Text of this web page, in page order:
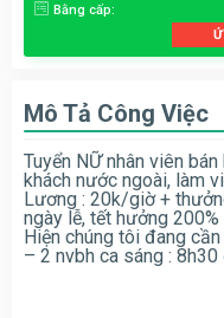
Bằng cấp:
Mô Tả Công Việc
Tuyển NỮ nhân viên
khách nước ngoài, làm
Lương : 20k/giờ +
ngày lễ, tết hưởng
Hiện chúng tôi đang cần
– 2 nvbh ca sáng :